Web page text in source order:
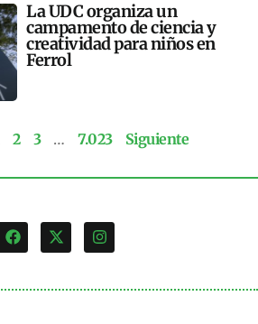
La UDC organiza un
campamento de ciencia y
creatividad para niños en
Ferrol
2 3 … 7.023 Siguiente